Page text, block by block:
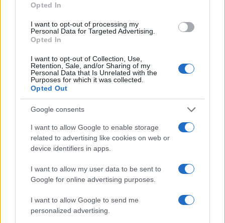
Opted In
I want to opt-out of processing my
Personal Data for Targeted Advertising.
Opted In
I want to opt-out of Collection, Use,
Retention, Sale, and/or Sharing of my
Personal Data that Is Unrelated with the
Purposes for which it was collected.
Opted Out
Google consents
I want to allow Google to enable storage
related to advertising like cookies on web or
device identifiers in apps.
I want to allow my user data to be sent to
Google for online advertising purposes.
I want to allow Google to send me
personalized advertising.
MEDIA
12/09/2023 - 14:18
Και στην εστίαση ξανά ο Σταύρος
Θεοδωράκης
Και στην εστίαση ξανά ο Σταύρος
Θεοδωράκης